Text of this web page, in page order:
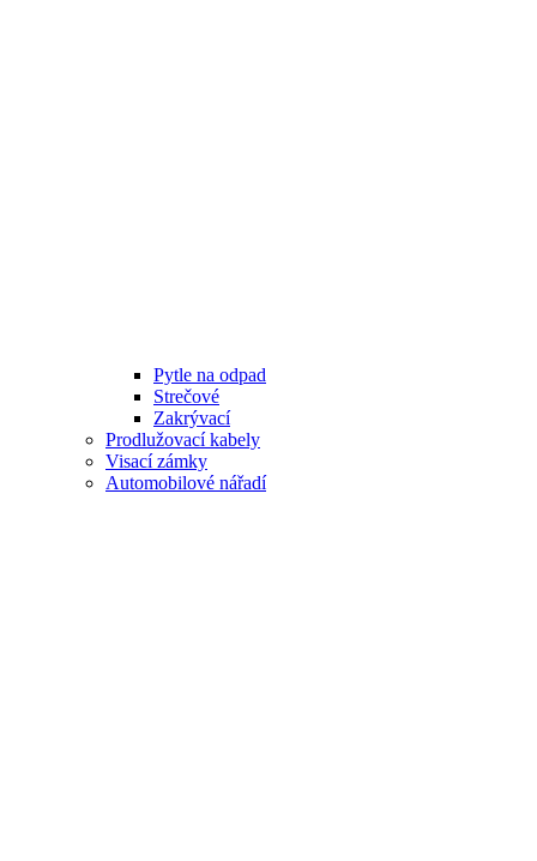
Pytle na odpad
Strečové
Zakrývací
Prodlužovací kabely
Visací zámky
Automobilové nářadí